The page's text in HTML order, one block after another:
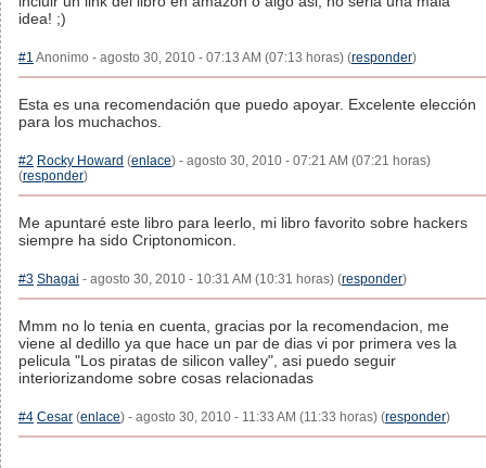
idea! ;)
#1 Anonimo - agosto 30, 2010 - 07:13 AM (07:13 horas) (responder)
Esta es una recomendación que puedo apoyar. Excelente elección
para los muchachos.
#2 Rocky Howard (enlace) - agosto 30, 2010 - 07:21 AM (07:21 horas)
(responder)
Me apuntaré este libro para leerlo, mi libro favorito sobre hackers
siempre ha sido Criptonomicon.
#3 Shagai - agosto 30, 2010 - 10:31 AM (10:31 horas) (responder)
Mmm no lo tenia en cuenta, gracias por la recomendacion, me
viene al dedillo ya que hace un par de dias vi por primera ves la
pelicula "Los piratas de silicon valley", asi puedo seguir
interiorizandome sobre cosas relacionadas
#4 Cesar (enlace) - agosto 30, 2010 - 11:33 AM (11:33 horas) (responder)